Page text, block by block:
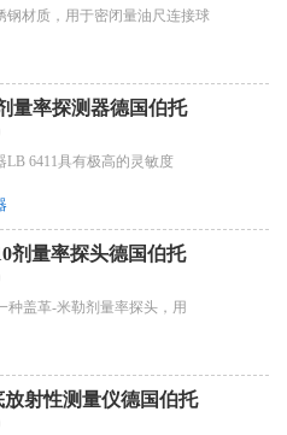
钢材质，用于密闭量油尺连接球
量率探测器德国伯托
LB 6411具有极高的灵敏度
剂量率探头德国伯托
种盖革-米勒剂量率探头，用
射性测量仪德国伯托